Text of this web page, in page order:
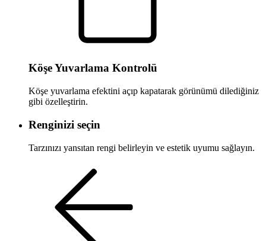
Köşe Yuvarlama Kontrolü
Köşe yuvarlama efektini açıp kapatarak görünümü dilediğiniz
gibi özelleştirin.
Renginizi seçin
Tarzınızı yansıtan rengi belirleyin ve estetik uyumu sağlayın.